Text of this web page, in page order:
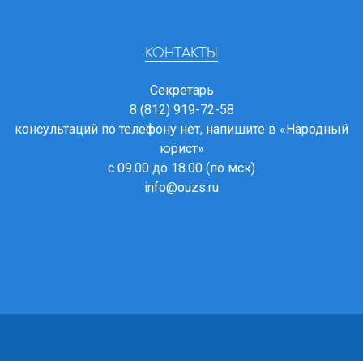
КОНТАКТЫ
Секретарь
8 (812) 919-72-58
консультаций по телефону нет, напишите в «Народный
юрист»
с 09.00 до 18.00 (по мск)
info@ouzs.ru